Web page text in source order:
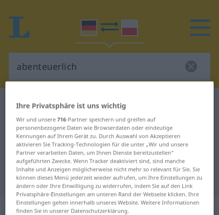
Deutsch-Polnisch Wörterbuch
Deutsch-Polnisch Übersetzung für
"abenteuerlich"
"abenteuerlich" Polnisch
Übersetzung
„abenteuerlich“
Ihre Privatsphäre ist uns wichtig
Wir und unsere716-Partner speichern und greifen auf
personenbezogene Daten wie Browserdaten oder eindeutige
Kennungen auf Ihrem Gerät zu. Durch Auswahl von Akzeptieren
aktivieren Sie Tracking-Technologien für die unter „Wir und unsere
Partner verarbeiten Daten, um Ihnen Dienste bereitzustellen“
aufgeführten Zwecke. Wenn Tracker deaktiviert sind, sind manche
Inhalte und Anzeigen möglicherweise nicht mehr so relevant für Sie. Sie
können dieses Menü jederzeit wieder aufrufen, um Ihre Einstellungen zu
ändern oder Ihre Einwilligung zu widerrufen, indem Sie auf den Link
Privatsphäre-Einstellungen am unteren Rand der Webseite klicken. Ihre
Einstellungen gelten innerhalb unseres Website. Weitere Informationen
finden Sie in unserer Datenschutzerklärung.